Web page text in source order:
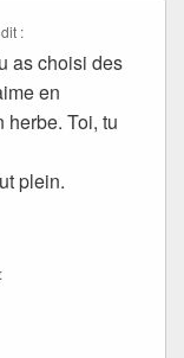
:
as choisi des
en
herbe. Toi, tu
plein.